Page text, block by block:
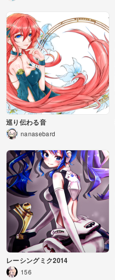
巡り伝わる音
nanasebard
レーシングミク2014
156